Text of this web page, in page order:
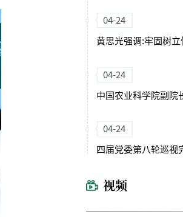
04-24
04-24
中国农业科学院副院
04-24
四届党委第八轮巡视
视频